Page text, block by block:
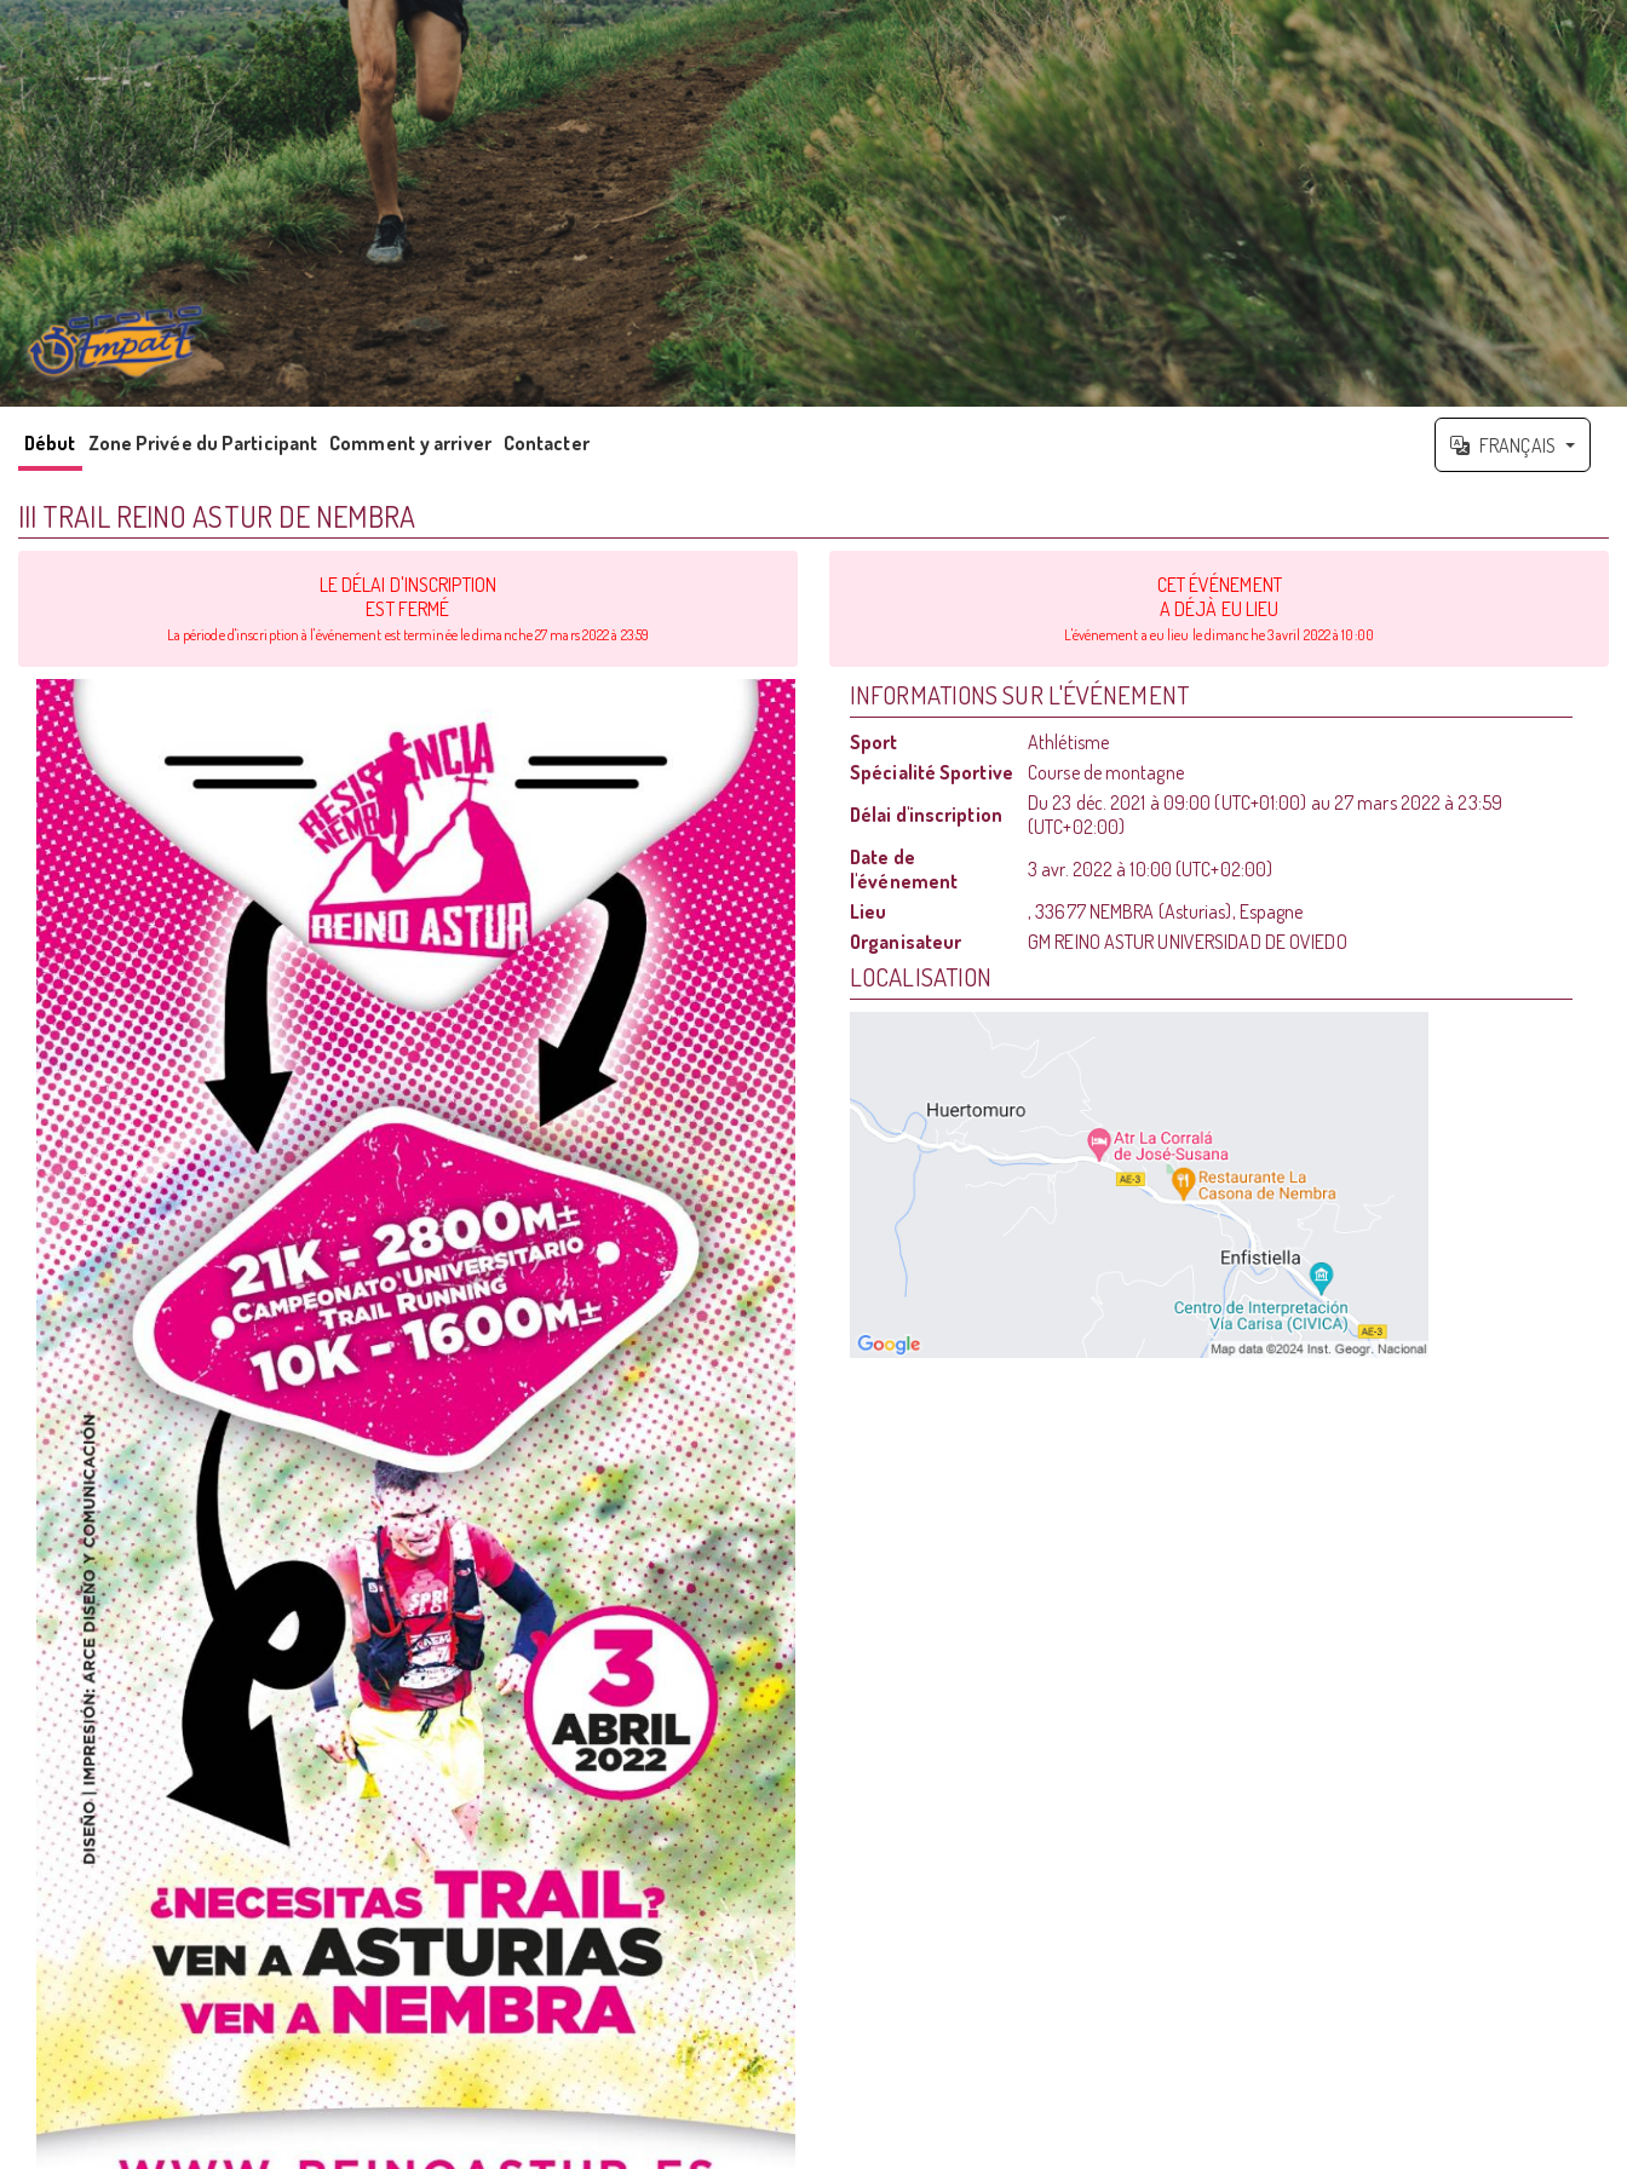
Début Zone Privée du Participant Comment y arriver Contacter FRANÇAIS
III TRAIL REINO ASTUR DE NEMBRA
LE DÉLAI D'INSCRIPTION
EST FERMÉ
La période d'inscription à l'événement est terminée le dimanche 27 mars 2022 à 23:59
CET ÉVÉNEMENT
A DÉJÀ EU LIEU
L'événement a eu lieu le dimanche 3 avril 2022 à 10:00
INFORMATIONS SUR L'ÉVÉNEMENT
Sport
Athlétisme
Spécialité Sportive
Course de montagne
Délai d'inscription
Du23 déc. 2021 à 09:00 (UTC+01:00) au 27 mars 2022 à23:59
(UTC+02:00)
Date de
l'événement
3 avr. 2022 à10:00 (UTC+02:00)
Lieu
, 33677 NEMBRA (Asturias), Espagne
Organisateur
GM REINO ASTUR UNIVERSIDAD DE OVIEDO
LOCALISATION